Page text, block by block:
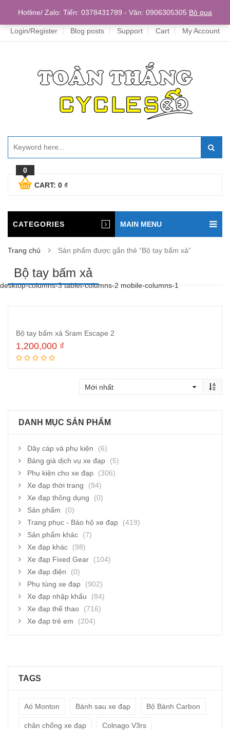
Home
Login/Register Blog posts Support Cart My Account
0
CART: 0 ₫
CATEGORIES MAIN MENU
Trang chủ Sản phẩm được gắn thẻ “Bộ tay bấm xả”
Bộ tay bấm xả
desktop-columns-3 tablet-columns-2 mobile-columns-1
Bộ tay bấm xả Sram Escape 2
1,200,000 ₫
DANH MỤC SẢN PHẨM
Dây cáp và phụ kiện
(6)
Bảng giá dịch vụ xe đạp
(5)
Phụ kiện cho xe đạp
(306)
Xe đạp thời trang
(94)
Xe đạp thông dụng
(0)
Sản phẩm
(0)
Trang phục - Bảo hộ xe đạp
(419)
Sản phẩm khác
(7)
Xe đạp khác
(98)
Xe đạp Fixed Gear
(104)
Xe đạp điện
(0)
Phụ tùng xe đạp
(902)
Xe đạp nhập khẩu
(84)
Xe đạp thể thao
(716)
Xe đạp trẻ em
(204)
TAGS
Aó Monton Bánh sau xe đạp Bộ Bánh Carbon
chân chống xe đạp Colnago V3rs
Hotline/ Zalo: Tiến: 0378431789 - Vân: 0906305305 Bỏ qua